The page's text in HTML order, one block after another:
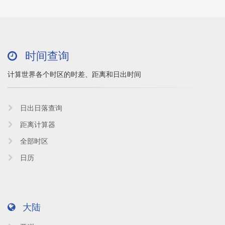
时间查询
计算世界各个时区的时差、距离和日出时间
日出日落查询
距离计算器
全部时区
日历
大陆